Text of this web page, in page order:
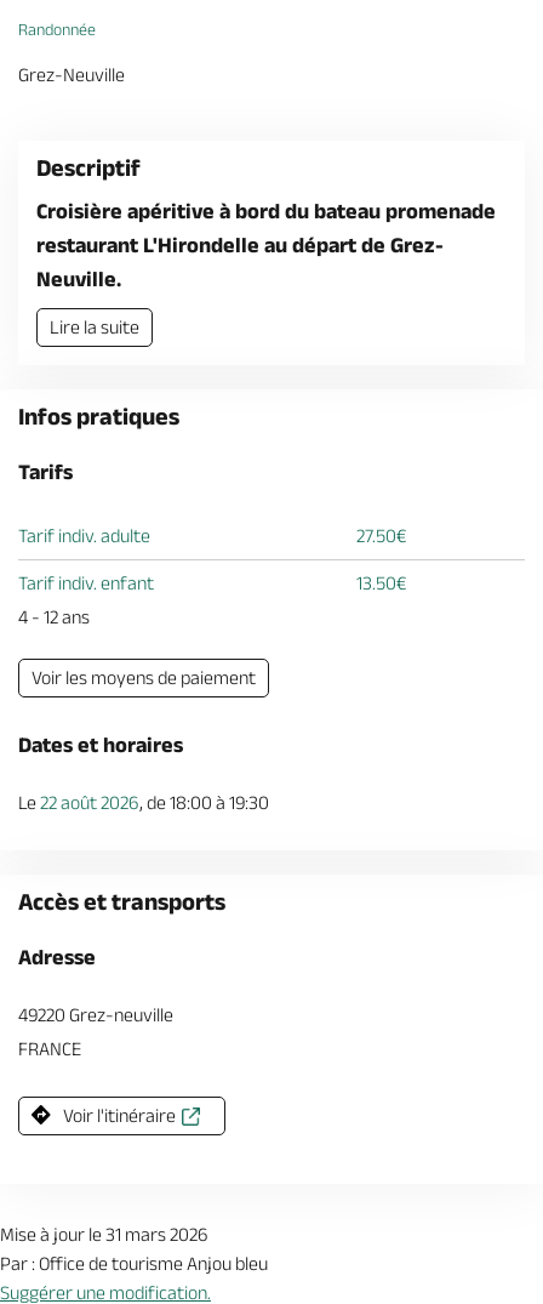
Brochures & Cartes
Randonnée
Grez-Neuville
Descriptif
Croisière apéritive à bord du bateau promenade
restaurant L'Hirondelle au départ de Grez-
Neuville.
Lire la suite
Infos pratiques
Tarifs
Tarif indiv. adulte 27.50€
Tarif indiv. enfant
13.50€
4 - 12 ans
Voir les moyens de paiement
Dates et horaires
Le22 août 2026, de 18:00 à 19:30
Accès et transports
Adresse
49220 Grez-neuville
FRANCE
Voir l'itinéraire
Mise à jour le 31 mars 2026
Par : Office de tourisme Anjou bleu
Suggérer une modification.